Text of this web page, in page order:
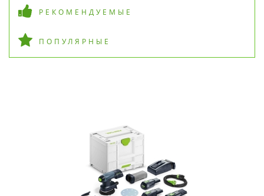
РЕКОМЕНДУЕМЫЕ
ПОПУЛЯРНЫЕ